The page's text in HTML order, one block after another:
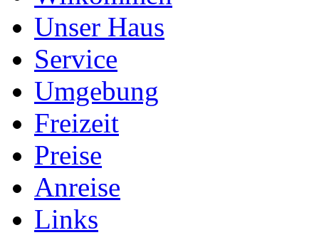
Unser Haus
Service
Umgebung
Freizeit
Preise
Anreise
Links